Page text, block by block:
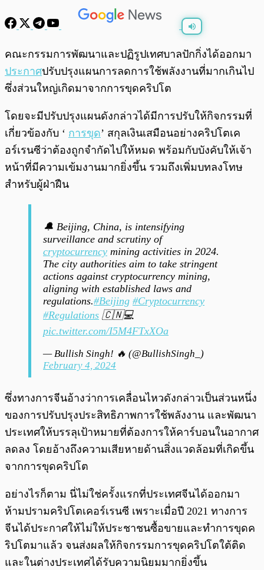
0:00 /
คณะกรรมการพัฒนาและปฏิรูปเทศบาลปักกิ่งได้ออกมา
ประกาศปรับปรุงแผนการลดการใช้พลังงานที่มากเกินไป
ซึ่งส่วนใหญ่เกิดมาจากการขุดคริปโต
โดยจะมีปรับปรุงแผนดังกล่าวได้มีการปรับให้กิจกรรมที่
เกี่ยวข้องกับ ‘ การขุด’ สกุลเงินเสมือนอย่างคริปโตเค
อร์เรนซีว่าต้องถูกจำกัดไปให้หมด พร้อมกับบังคับให้เจ้า
หน้าที่มีความเข้มงานมากยิ่งขึ้น รวมถึงเพิ่มบทลงโทษ
สำหรับผู้ฝ่าฝืน
🔔 Beijing, China, is intensifying
surveillance and scrutiny of
cryptocurrency mining activities in 2024.
The city authorities aim to take stringent
actions against cryptocurrency mining,
aligning with established laws and
regulations.#Beijing #Cryptocurrency
#Regulations 🇨🇳💻
pic.twitter.com/I5M4FTxXOa
— Bullish Singh! 🔥 (@BullishSingh_)
February 4, 2024
ซึ่งทางการจีนอ้างว่าการเคลื่อนไหวดังกล่าวเป็นส่วนหนึ่ง
ของการปรับปรุงประสิทธิภาพการใช้พลังงาน และพัฒนา
ประเทศให้บรรลุเป้าหมายที่ต้องการให้คาร์บอนในอากาศ
ลดลง โดยอ้างถึงความเสียหายด้านสิ่งแวดล้อมที่เกิดขึ้น
จากการขุดคริปโต
อย่างไรก็ตาม นี่ไม่ใช่ครั้งแรกที่ประเทศจีนได้ออกมา
ห้ามปรามคริปโตเคอร์เรนซี เพราะเมื่อปี 2021 ทางการ
จีนได้ประกาศให้ไม่ให้ประชาชนซื้อขายและทำการขุดค
ริปโตมาแล้ว จนส่งผลให้กิจกรรมการขุดคริปโตใต้ติด
และในต่างประเทศได้รับความนิยมมากยิ่งขึ้น